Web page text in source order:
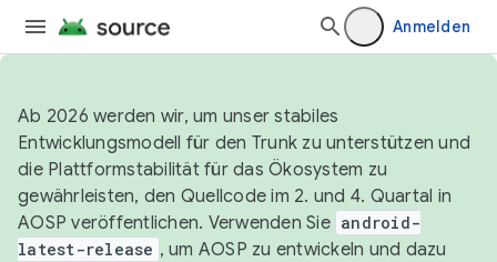
Anmelden
Ab 2026 werden wir, um unser stabiles
Entwicklungsmodell für den Trunk zu unterstützen und
die Plattformstabilität für das Ökosystem zu
gewährleisten, den Quellcode im 2. und 4. Quartal in
AOSP veröffentlichen. Verwenden Sie android-
latest-release , um AOSP zu entwickeln und dazu